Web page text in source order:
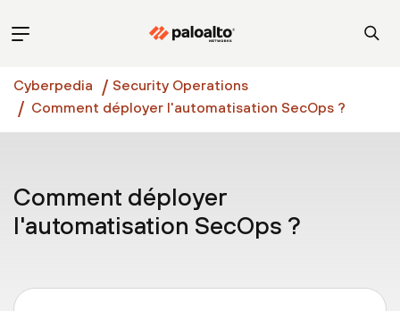
Cyberpedia
Security Operations
Comment déployer l'automatisation SecOps ?
Comment déployer
l'automatisation SecOps ?